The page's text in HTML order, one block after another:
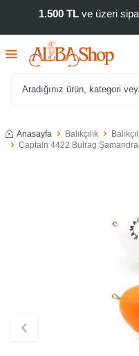
1.500 TLve üzeri
Anasayfa Balıkçılık
Captain 4422 Bulrag